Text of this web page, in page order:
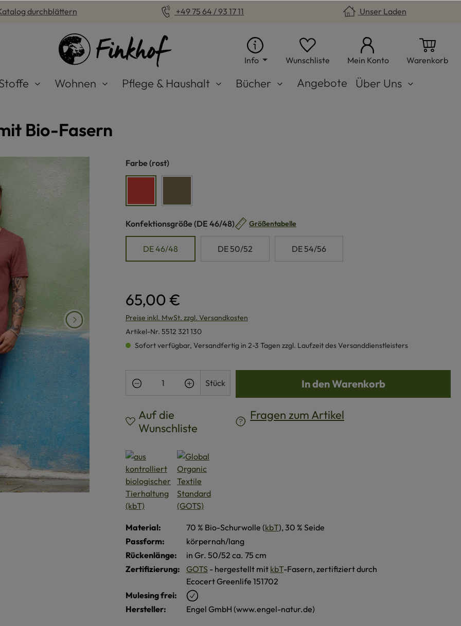
durchblättern +49 75 64 / 93 17 11 Unser Laden
Info Wunschliste Du hast 0 Produkte auf dem
Mein Konto Warenkorb
Wohnen Pflege & Haushalt Bücher Angebote Über Uns
Bio-Fasern
Farbe auswählen
(rost)
Konfektionsgröße auswählen
(DE 46/48) Größentabelle
DE 46/48 DE 50/52 DE 54/56
65,00 €
Preise inkl. MwSt. zzgl. Versandkosten
Artikel-Nr. 5512 321 130
Sofort verfügbar, Versandfertig in 2-3 Tagen zzgl. Laufzeit des Versanddienstleisters
Produkt Anzahl: Gib den gewünschten Wert ein oder
Stück In den Warenkorb
Auf die
Wunschliste
Fragen zum Artikel
Material: 70 % Bio-Schurwolle (kbT), 30 % Seide
Passform:
körpernah/lang
Rückenlänge:
in Gr. 50/52 ca. 75 cm
Zertifizierung:
GOTS - hergestellt mit kbT-Fasern, zertifiziert durch
Ecocert Greenlife 151702
Mulesing frei:
Hersteller:
Engel GmbH (www.engel-natur.de)